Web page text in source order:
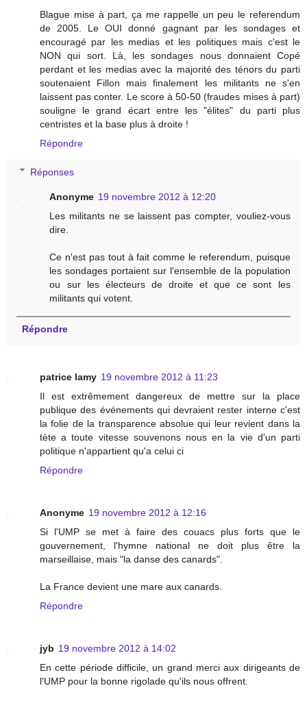
Blague mise à part, ça me rappelle un peu le referendum
de 2005. Le OUI donné gagnant par les sondages et
encouragé par les medias et les politiques mais c'est le
NON qui sort. Là, les sondages nous donnaient Copé
perdant et les medias avec la majorité des ténors du parti
soutenaient Fillon mais finalement les militants ne s'en
laissent pas conter. Le score à 50-50 (fraudes mises à part)
souligne le grand écart entre les "élites" du parti plus
centristes et la base plus à droite !
Répondre
Réponses
Anonyme 19 novembre 2012 à 12:20
Les militants ne se laissent pas compter, vouliez-vous
dire.
Ce n'est pas tout à fait comme le referendum, puisque
les sondages portaient sur l'ensemble de la population
ou sur les électeurs de droite et que ce sont les
militants qui votent.
Répondre
patrice lamy 19 novembre 2012 à 11:23
Il est extrêmement dangereux de mettre sur la place
publique des événements qui devraient rester interne c'est
la folie de la transparence absolue qui leur revient dans la
tète a toute vitesse souvenons nous en la vie d'un parti
politique n'appartient qu'a celui ci
Répondre
Anonyme 19 novembre 2012 à 12:16
Si l'UMP se met à faire des couacs plus forts que le
gouvernement, l'hymne national ne doit plus être la
marseillaise, mais "la danse des canards".
La France devient une mare aux canards.
Répondre
jyb 19 novembre 2012 à 14:02
En cette période difficile, un grand merci aux dirigeants de
l'UMP pour la bonne rigolade qu'ils nous offrent.